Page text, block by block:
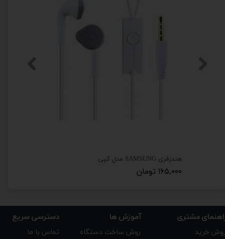
هندزفری SAMSUNG مدل کپی
۱۶۵,۰۰۰ تومان
مشتری
خرید
آموزش ها
روش ساخت دستگاه
دسترسی سریع
تماس با ما